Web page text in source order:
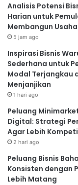
Analisis Potensi
Harian untuk
Membangun
5 jam ago
Inspirasi Bisnis
Sederhana untuk
Modal Terjangkau
Menjanjikan
1 hari ago
Peluang
Digital: Strategi
Agar Lebih
2 hari ago
Peluang Bisnis
Konsisten dengan
Lebih Matang